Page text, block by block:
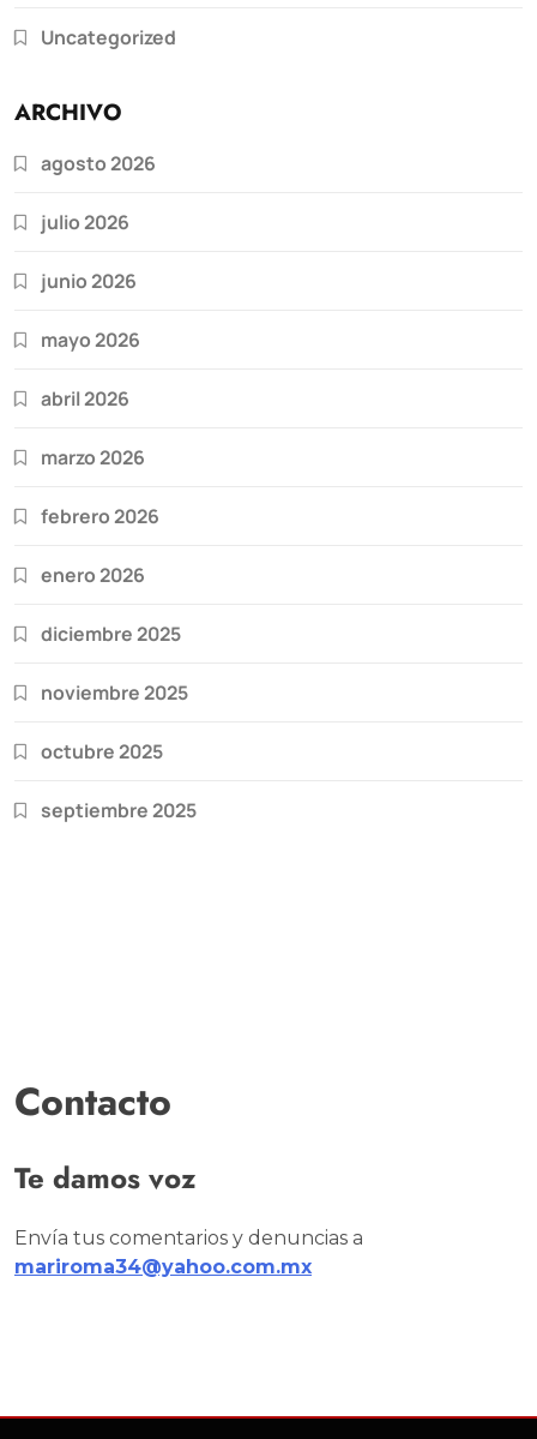
Uncategorized
ARCHIVO
agosto 2026
julio 2026
junio 2026
mayo 2026
abril 2026
marzo 2026
febrero 2026
enero 2026
diciembre 2025
noviembre 2025
octubre 2025
septiembre 2025
Contacto
Te damos voz
Envía tus comentarios y denuncias a
mariroma34@yahoo.com.mx